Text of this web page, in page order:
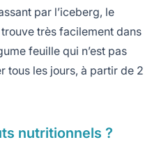
par l’iceberg, le
très facilement dans
feuille qui n’est pas
tous les jours, à partir de 2
nutritionnels ?